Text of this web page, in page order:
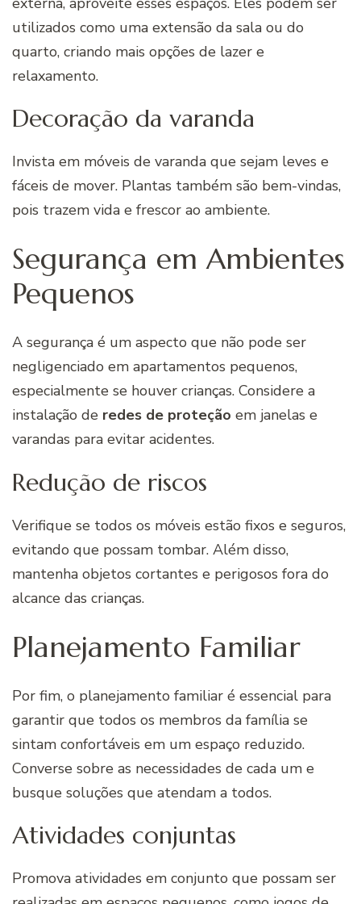
utilizados como uma extensão da sala ou do
quarto, criando mais opções de lazer e
relaxamento.
Decoração da varanda
Invista em móveis de varanda que sejam leves e
fáceis de mover. Plantas também são bem-vindas,
pois trazem vida e frescor ao ambiente.
Segurança em Ambientes
Pequenos
A segurança é um aspecto que não pode ser
negligenciado em apartamentos pequenos,
especialmente se houver crianças. Considere a
instalação de redes de proteção em janelas e
varandas para evitar acidentes.
Redução de riscos
Verifique se todos os móveis estão fixos e seguros,
evitando que possam tombar. Além disso,
mantenha objetos cortantes e perigosos fora do
alcance das crianças.
Planejamento Familiar
Por fim, o planejamento familiar é essencial para
garantir que todos os membros da família se
sintam confortáveis em um espaço reduzido.
Converse sobre as necessidades de cada um e
busque soluções que atendam a todos.
Atividades conjuntas
Promova atividades em conjunto que possam ser